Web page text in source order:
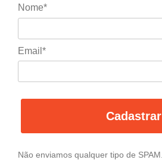
Nome*
Email*
Cadastrar
Não enviamos qualquer tipo de SPAM.